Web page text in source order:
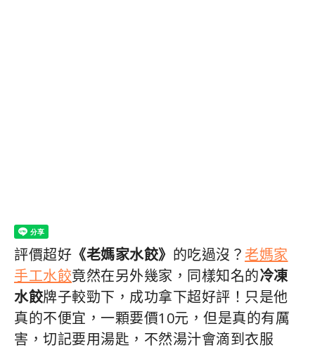
評價超好 《老媽家水餃》 的吃過沒？ 老媽家
手工水餃竟然在另外幾家，同樣知名的冷凍
水餃牌子較勁下，成功拿下超好評！只是他
真的不便宜，一顆要價10元，但是真的有厲
害，切記要用湯匙，不然湯汁會滴到衣服